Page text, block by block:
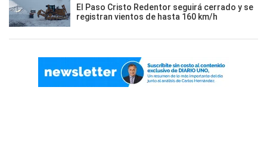
El Paso Cristo Redentor seguirá cerrado y se
registran vientos de hasta 160 km/h